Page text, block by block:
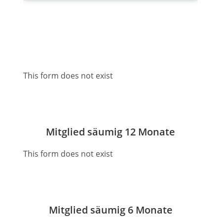
This form does not exist
Mitglied säumig 12 Monate
This form does not exist
Mitglied säumig 6 Monate